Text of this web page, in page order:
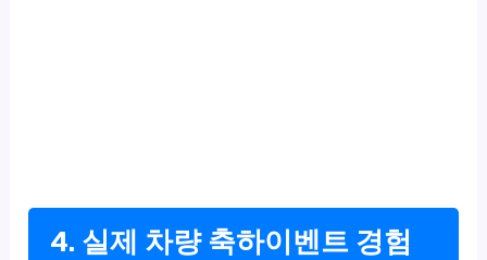
4. 실제 차량 축하이벤트 경험